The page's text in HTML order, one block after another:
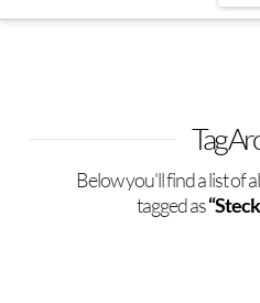
Tag
Below you'll find a list of
tagged as